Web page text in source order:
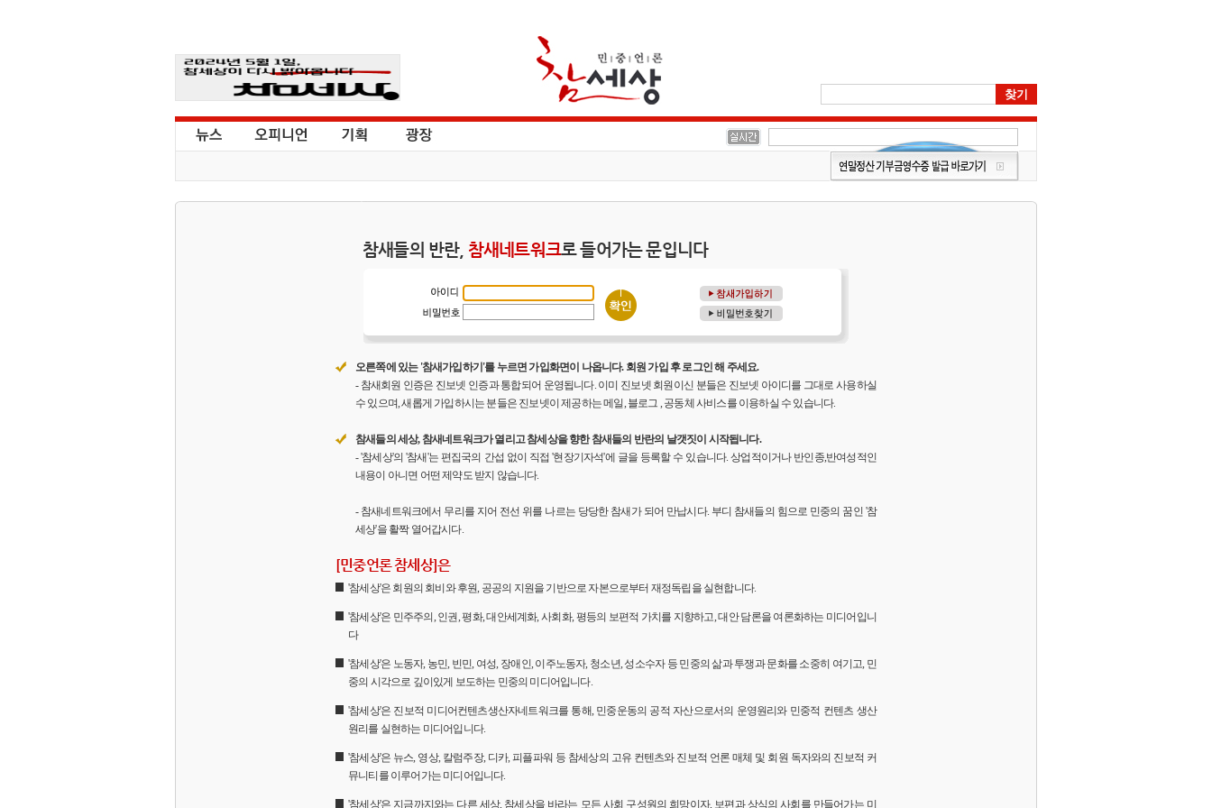
참새들의 반란, 참새네트워크로 들어가는 문입니다
오른쪽에 있는 '참새가입하기'를 누르면 가입화면이 나옵니다. 회원 가입 후 로그인 해 주세요.
- 참새회원 인증은 진보넷 인증과 통합되어 운영됩니다. 이미 진보넷 회원이신 분들은 진보넷 아이디를 그대로 사용하실
수 있으며, 새롭게 가입하시는 분들은 진보넷이 제공하는 메일, 블로그 , 공동체 사비스를 이용하실 수 있습니다.
참새들의 세상, 참새네트워크가 열리고 참세상을 향한 참새들의 반란의 날갯짓이 시작됩니다.
- '참세상'의 '참새'는 편집국의 간섭 없이 직접 '현장기자석'에 글을 등록할 수 있습니다. 상업적이거나 반인종,반여성적인
내용이 아니면 어떤 제약도 받지 않습니다.
- 참새네트워크에서 무리를 지어 전선 위를 나르는 당당한 참새가 되어 만납시다. 부디 참새들의 힘으로 민중의 꿈인 '참
세상'을 활짝 열어갑시다.
[민중언론 참세상]은
'참세상'은 회원의 회비와 후원, 공공의 지원을 기반으로 자본으로부터 재정독립을 실현합니다.
'참세상'은 민주주의, 인권, 평화, 대안세계화, 사회화, 평등의 보편적 가치를 지향하고, 대안 담론을 여론화하는 미디어입니
다
'참세상'은 노동자, 농민, 빈민, 여성, 장애인, 이주노동자, 청소년, 성소수자 등 민중의 삶과 투쟁과 문화를 소중히 여기고, 민
중의 시각으로 깊이있게 보도하는 민중의 미디어입니다.
'참세상'은 진보적 미디어컨텐츠생산자네트워크를 통해, 민중운동의 공적 자산으로서의 운영원리와 민중적 컨텐츠 생산
원리를 실현하는 미디어입니다.
'참세상'은 뉴스, 영상, 칼럼주장, 디카, 피플파워 등 참세상의 고유 컨텐츠와 진보적 언론 매체 및 회원 독자와의 진보적 커
뮤니티를 이루어가는 미디어입니다.
'참세상'은 지금까지와는 다른 세상, 참세상을 바라는 모든 사회 구성원의 희망이자, 보편과 상식의 사회를 만들어가는 미